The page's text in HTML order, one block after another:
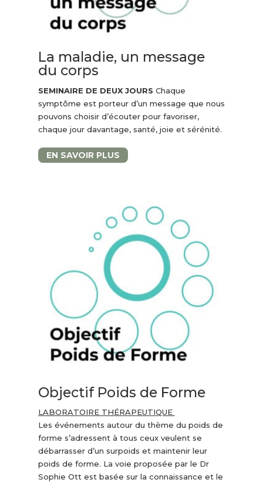
La maladie, un message
du corps
SEMINAIRE DE DEUX JOURS Chaque
symptôme est porteur d’un message que nous
pouvons choisir d’écouter pour favoriser,
chaque jour davantage, santé, joie et sérénité.
EN SAVOIR PLUS
Objectif Poids de Forme
LABORATOIRE THÉRAPEUTIQUE
Les événements autour du thème du poids de
forme s’adressent à tous ceux veulent se
débarrasser d’un surpoids et maintenir leur
poids de forme. La voie proposée par le Dr
Sophie Ott est basée sur la connaissance et le